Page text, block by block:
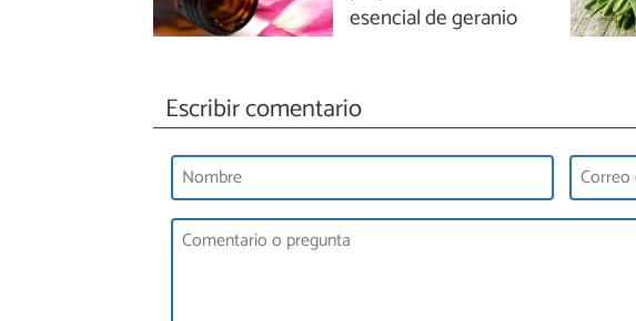
esencial de geranio
Escribir comentario